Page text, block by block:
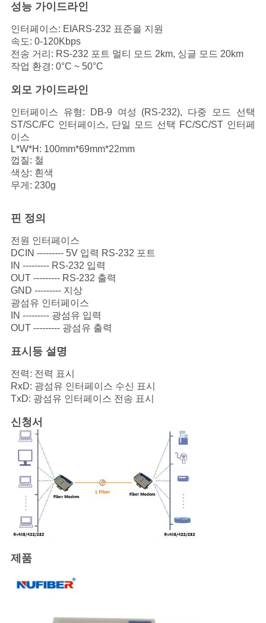
사
이
트
맵
개
인
정
보
호
정
책
성능 가이드라인
인터페이스: EIARS-232 표준을 지원
속도: 0-120Kbps
전송 거리: RS-232 포트 멀티 모드 2km, 싱글 모드 20km
작업 환경: 0°C ~ 50°C
외모 가이드라인
인터페이스 유형: DB-9 여성 (RS-232), 다중 모드 선택
ST/SC/FC 인터페이스, 단일 모드 선택 FC/SC/ST 인터페
이스
L*W*H: 100mm*69mm*22mm
껍질: 철
색상: 흰색
무게: 230g
핀 정의
전원 인터페이스
DCIN --------- 5V 입력 RS-232 포트
IN --------- RS-232 입력
OUT --------- RS-232 출력
GND --------- 지상
광섬유 인터페이스
IN --------- 광섬유 입력
OUT --------- 광섬유 출력
표시등 설명
전력: 전력 표시
RxD: 광섬유 인터페이스 수신 표시
TxD: 광섬유 인터페이스 전송 표시
신청서
제품